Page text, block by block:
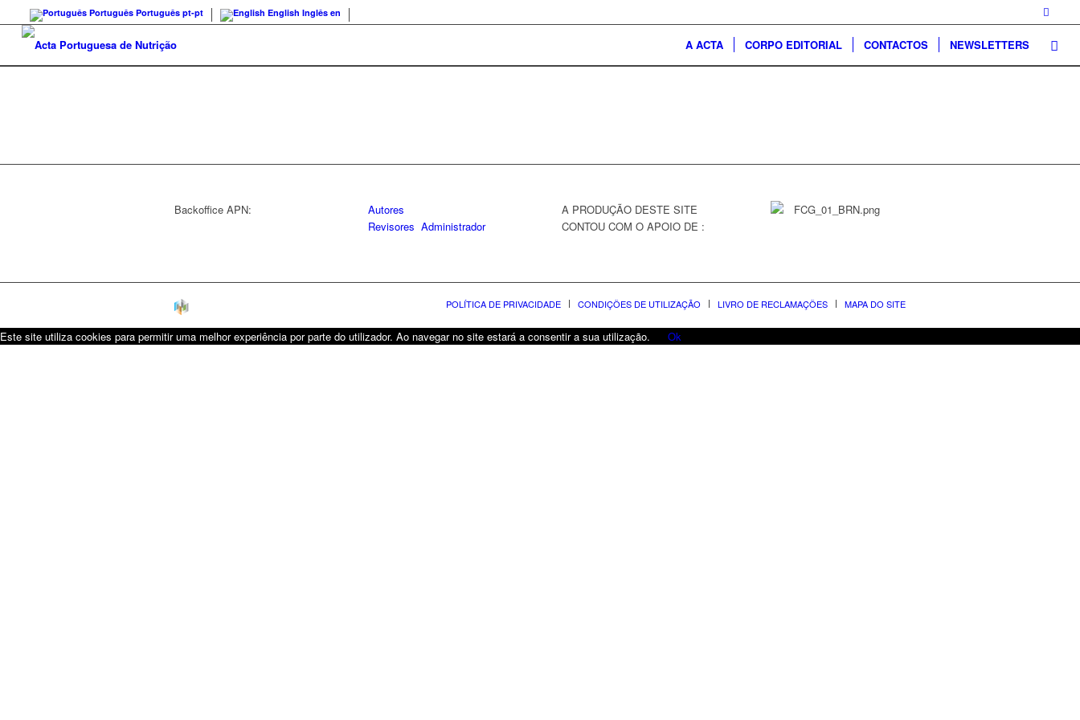
Português Português pt-pt English Inglês en
A ACTA CORPO EDITORIAL CONTACTOS NEWSLETTERS
Backoffice APN:
Autores
Revisores Administrador
A PRODUÇÃO DESTE SITE
CONTOU COM O APOIO DE :
POLÍTICA DE PRIVACIDADE CONDIÇÕES DE UTILIZAÇÃO LIVRO DE RECLAMAÇÕES MAPA DO SITE
Este site utiliza cookies para permitir uma melhor experiência por parte do utilizador. Ao navegar no site estará a consentir a sua utilização. Ok